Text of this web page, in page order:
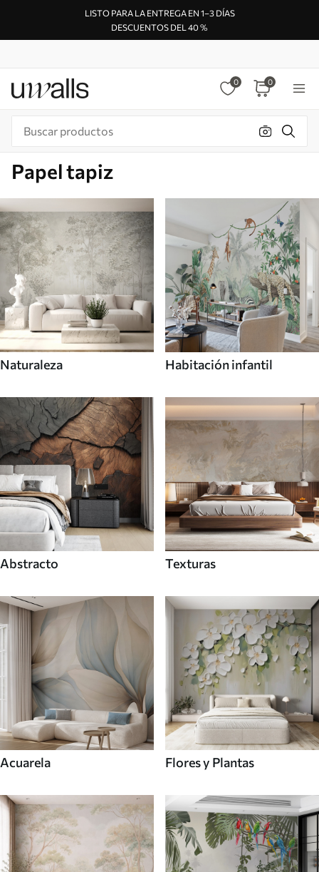
LISTO PARA LA ENTREGA EN 1–3 DÍAS
DESCUENTOS DEL 40 %
0 0
Papel tapiz
Naturaleza Habitación infantil
Abstracto Texturas
Acuarela Flores y Plantas